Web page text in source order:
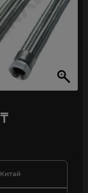
₸
Китай